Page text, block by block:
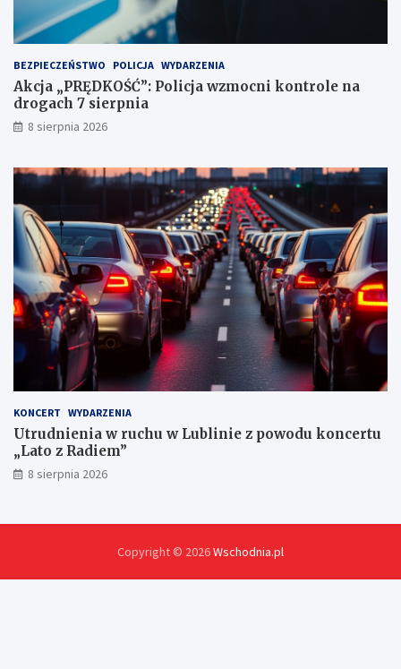
n
k
a
c
h
k
n
c
h
BEZPIECZEŃSTWO POLICJA WYDARZENIA
Akcja „PRĘDKOŚĆ”: Policja wzmocni kontrole na
drogach 7 sierpnia
8 sierpnia 2026
KONCERT WYDARZENIA
Utrudnienia w ruchu w Lublinie z powodu koncertu
„Lato z Radiem”
8 sierpnia 2026
Copyright © 2026Wschodnia.pl